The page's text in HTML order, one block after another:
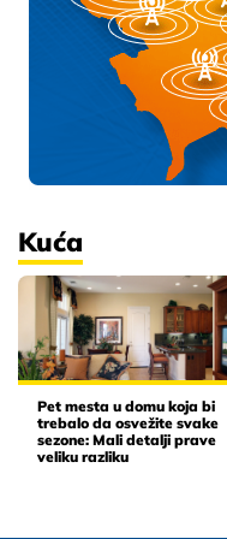
Kuća
Pet mesta u domu koja bi
trebalo da osvežite svake
sezone: Mali detalji prave
veliku razliku